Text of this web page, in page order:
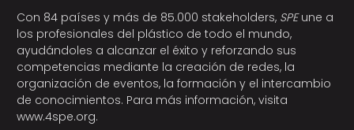
Con 84 países y más de 85.000 stakeholders, SPEune a
los profesionales del plástico de todo el mundo,
ayudándoles a alcanzar el éxito y reforzando sus
competencias mediante la creación de redes, la
organización de eventos, la formación y el intercambio
de conocimientos. Para más información, visita
www.4spe.org.